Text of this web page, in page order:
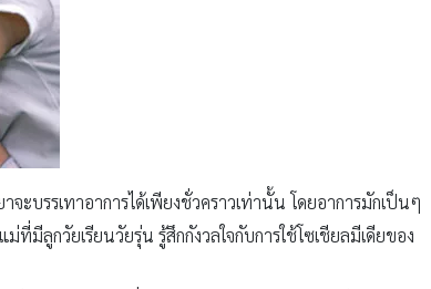
ะบรรเทาอาการได้เพียงชั่วคราวเท่านั้น โดยอาการมักเป็นๆ
มีลูกวัยเรียนวัยรุ่น รู้สึกกังวลใจกับการใช้โซเชียลมีเดียของ